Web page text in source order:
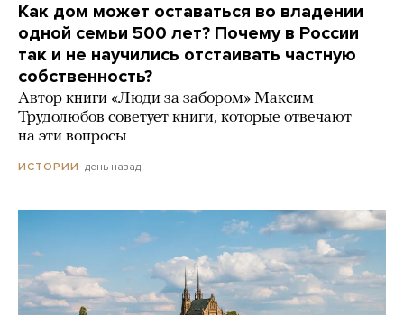
Как дом может оставаться во владении
одной семьи 500 лет? Почему в России
так и не научились отстаивать частную
собственность?
Автор книги «Люди за забором» Максим
Трудолюбов советует книги, которые отвечают
на эти вопросы
ИСТОРИИ день назад